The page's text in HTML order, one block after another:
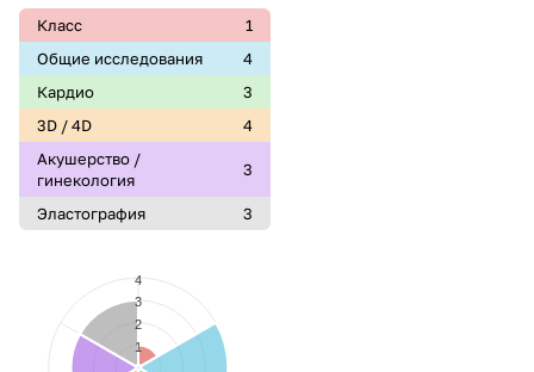
Класс
1
Общие исследования
4
Кардио
3
3D / 4D
4
Акушерство /
гинекология
3
Эластография 3
4
3
2
1